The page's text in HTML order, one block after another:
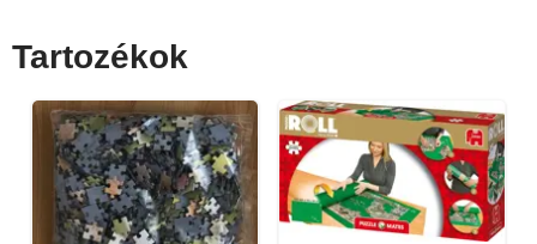
Tartozékok